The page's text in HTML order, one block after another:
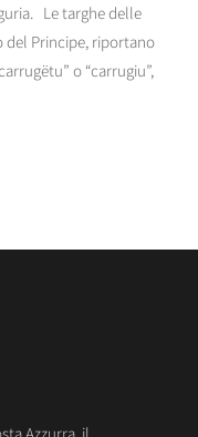
Le targhe delle
del Principe, riportano
o “carrugiu”,